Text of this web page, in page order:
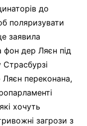
до
поляризувати
заявила
фон дер Ляєн під
Страсбурзі
Ляєн переконана,
хочуть
загрози з